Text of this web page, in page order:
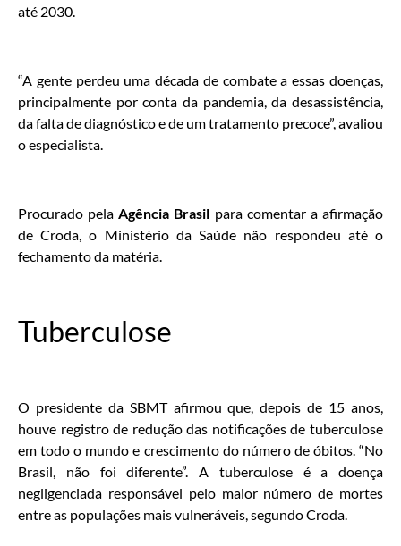
até 2030.
“A gente perdeu uma década de combate a essas doenças,
principalmente por conta da pandemia, da desassistência,
da falta de diagnóstico e de um tratamento precoce”, avaliou
o especialista.
Procurado pela Agência Brasil para comentar a afirmação
de Croda, o Ministério da Saúde não respondeu até o
fechamento da matéria.
Tuberculose
O presidente da SBMT afirmou que, depois de 15 anos,
houve registro de redução das notificações de tuberculose
em todo o mundo e crescimento do número de óbitos. “No
Brasil, não foi diferente”. A tuberculose é a doença
negligenciada responsável pelo maior número de mortes
entre as populações mais vulneráveis, segundo Croda.